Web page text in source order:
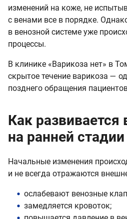
изменений на коже, не
с венами все в порядке.
в венозной системе уже
процессы.
В клинике «Варикоза нет» в
скрытое течение варикоза —
позднего обращения
Как развивается
на ранней стадии
Начальные изменения
и не всегда отражаются
ослабевают венозные
замедляется кровоток;